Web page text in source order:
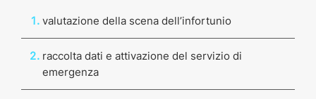
valutazione della scena dell’infortunio
raccolta dati e attivazione del servizio di
emergenza